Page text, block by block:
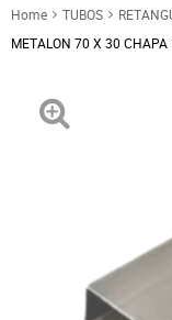
Home TUBOS
METALON 70 X 30